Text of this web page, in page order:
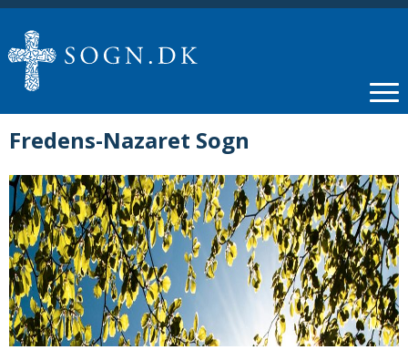
Fredens-Nazaret Sogn